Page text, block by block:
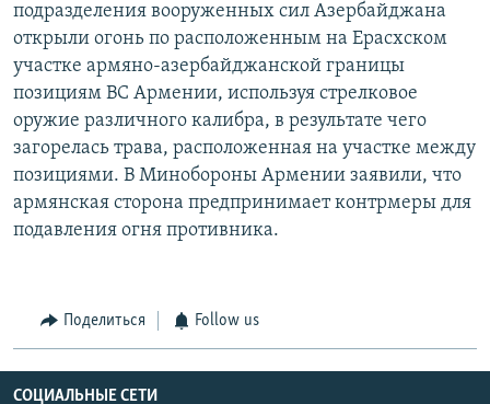
подразделения вооруженных сил Азербайджана
открыли огонь по расположенным на Ерасхском
участке армяно-азербайджанской границы
позициям ВС Армении, используя стрелковое
оружие различного калибра, в результате чего
загорелась трава, расположенная на участке между
позициями. В Минобороны Армении заявили, что
армянская сторона предпринимает контрмеры для
подавления огня противника.
Поделиться Follow us
СОЦИАЛЬНЫЕ СЕТИ